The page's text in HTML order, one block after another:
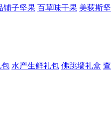
铺子坚果 百草味干果 美荻斯
包 水产生鲜礼包 佛跳墙礼盒